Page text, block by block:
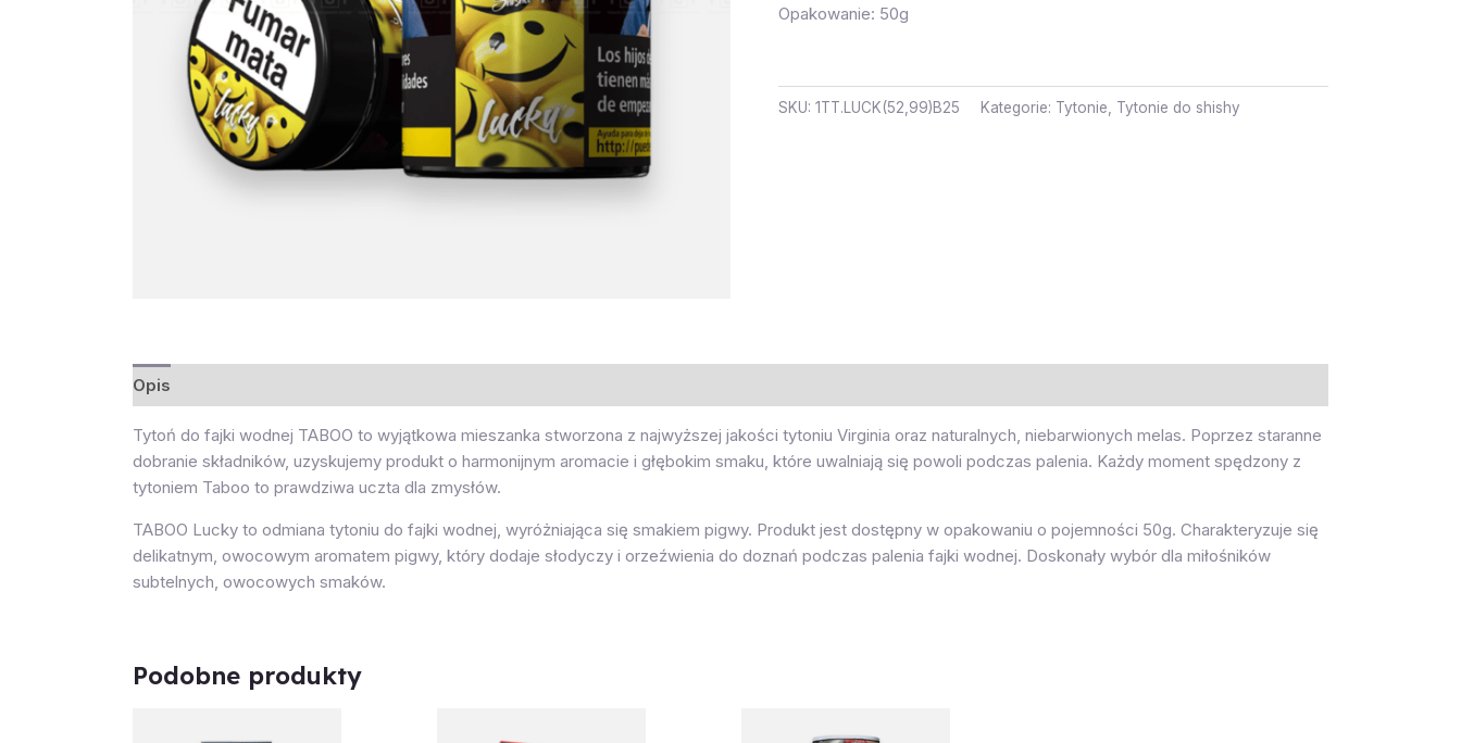
Opakowanie: 50g
SKU: 1TT.LUCK(52,99)B25 Kategorie: Tytonie, Tytonie do shishy
Opis
Tytoń do fajki wodnej TABOO to wyjątkowa mieszanka stworzona z najwyższej jakości tytoniu Virginia oraz naturalnych, niebarwionych melas. Poprzez staranne
dobranie składników, uzyskujemy produkt o harmonijnym aromacie i głębokim smaku, które uwalniają się powoli podczas palenia. Każdy moment spędzony z
tytoniem Taboo to prawdziwa uczta dla zmysłów.
TABOO Lucky to odmiana tytoniu do fajki wodnej, wyróżniająca się smakiem pigwy. Produkt jest dostępny w opakowaniu o pojemności 50g. Charakteryzuje się
delikatnym, owocowym aromatem pigwy, który dodaje słodyczy i orzeźwienia do doznań podczas palenia fajki wodnej. Doskonały wybór dla miłośników
subtelnych, owocowych smaków.
Podobne produkty